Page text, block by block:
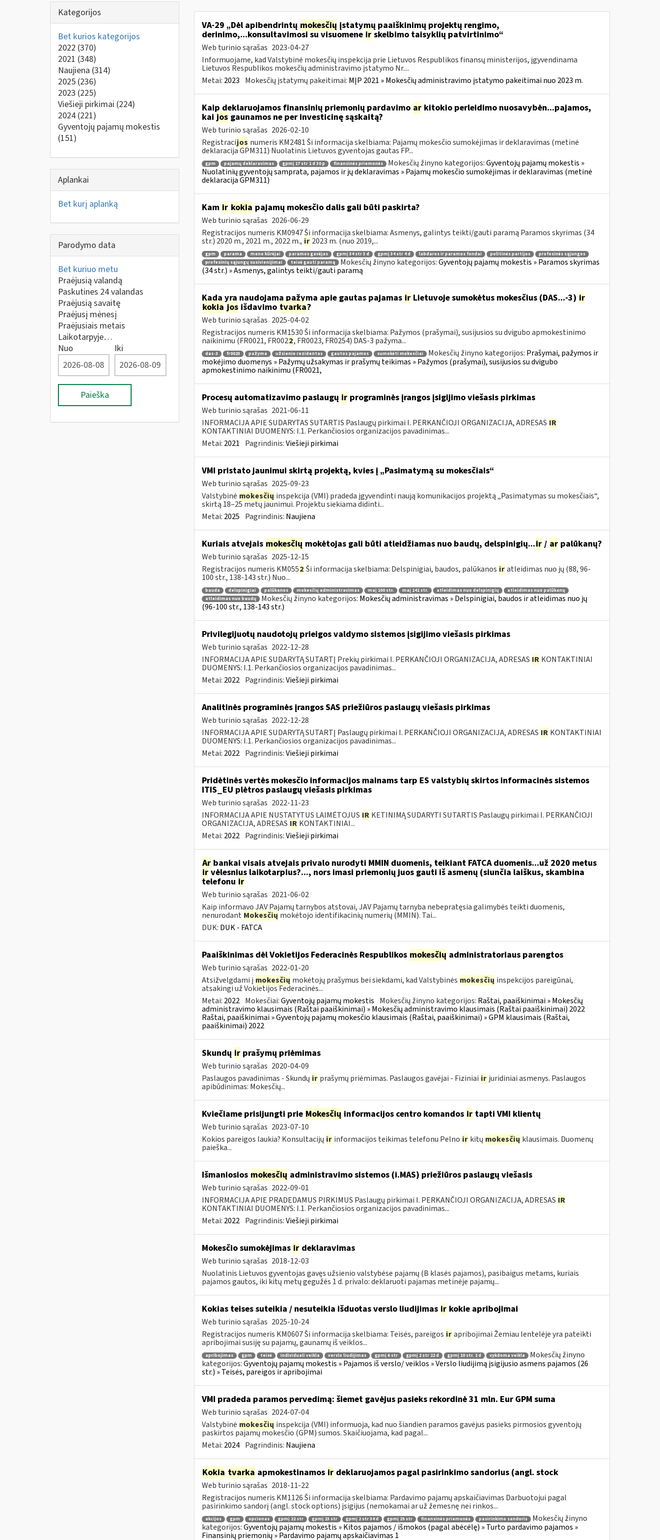
Kategorijos
Bet kurios kategorijos
2022 (370)
2021 (348)
Naujiena (314)
2025 (236)
2023 (225)
Viešieji pirkimai (224)
2024 (221)
Gyventojų pajamų mokestis
(151)
Aplankai
Bet kurį aplanką
Parodymo data
Bet kuriuo metu
Praėjusią valandą
Paskutines 24 valandas
Praėjusią savaitę
Praėjusį mėnesį
Praėjusiais metais
Laikotarpyje…
Nuo
Iki
Paieška
VA-29 „Dėl apibendrintų mokesčių įstatymų paaiškinimų projektų rengimo,
derinimo,...konsultavimosi su visuomene irskelbimo taisyklių patvirtinimo“
Web turinio sąrašas 2023-04-27
Informuojame, kad Valstybinė mokesčių inspekcija prie Lietuvos Respublikos finansų ministerijos, įgyvendinama
Lietuvos Respublikos mokesčių administravimo įstatymo Nr....
Metai: 2023 Mokesčių įstatymų pakeitimai: MĮP 2021 » Mokesčių administravimo įstatymo pakeitimai nuo 2023 m.
Kaip deklaruojamos finansinių priemonių pardavimo arkitokio perleidimo nuosavybėn...pajamos,
kai jos gaunamos ne per investicinę sąskaitą?
Web turinio sąrašas 2026-02-10
Registracijos numeris KM2481 Ši informacija skelbiama: Pajamų mokesčio sumokėjimas ir deklaravimas (metinė
deklaracija GPM311) Nuolatinis Lietuvos gyventojas gautas FP...
gpm pajamų deklaravimas gpmį 17 str 1 d 30 p finansinės priemonės Mokesčių žinyno kategorijos:Gyventojų pajamų mokestis »
Nuolatinių gyventojų samprata, pajamos ir jų deklaravimas » Pajamų mokesčio sumokėjimas ir deklaravimas (metinė
deklaracija GPM311)
Kam ir kokia pajamų mokesčio dalis gali būti paskirta?
Web turinio sąrašas 2026-06-29
Registracijos numeris KM0947 Ši informacija skelbiama: Asmenys, galintys teikti/gauti paramą Paramos skyrimas (34
str.) 2020 m., 2021 m., 2022 m., ir 2023 m. (nuo 2019,...
gpm parama meno kūrėjai paramos gavėjas gpmį 34 str 3 d gpmį 34 str 4 d labdaros ir paramos fondai politinės partijos
profesinės sąjungos
profesinių sąjungų susivienijimai
teisė gauti paramą Mokesčių žinyno kategorijos:Gyventojų pajamų mokestis » Paramos skyrimas
(34 str.) » Asmenys, galintys teikti/gauti paramą
Kada yra naudojama pažyma apie gautas pajamas irLietuvoje sumokėtus mokesčius (DAS...-3) ir
kokia jos išdavimo tvarka?
Web turinio sąrašas 2025-04-02
Registracijos numeris KM1530 Ši informacija skelbiama: Pažymos (prašymai), susijusios su dvigubo apmokestinimo
naikinimu (FR0021, FR0022, FR0023, FR0254) DAS-3 pažyma...
das-3 fr0023 pažyma užsienio rezidentas gautos pajamos sumokėti mokesčiai Mokesčių žinyno kategorijos: Prašymai, pažymos ir
mokėjimo duomenys » Pažymų užsakymas ir prašymų teikimas » Pažymos (prašymai), susijusios su dvigubo
apmokestinimo naikinimu (FR0021,
Procesų automatizavimo paslaugų irprograminės įrangos įsigijimo viešasis pirkimas
Web turinio sąrašas 2021-06-11
INFORMACIJA APIE SUDARYTAS SUTARTIS Paslaugų pirkimai I. PERKANČIOJI ORGANIZACIJA, ADRESAS IR
KONTAKTINIAI DUOMENYS: I.1. Perkančiosios organizacijos pavadinimas...
Metai: 2021 Pagrindinis:Viešieji pirkimai
VMI pristato jaunimui skirtą projektą, kvies į „Pasimatymą su mokesčiais“
Web turinio sąrašas 2025-09-23
Valstybinė mokesčių inspekcija (VMI) pradeda įgyvendinti naują komunikacijos projektą „Pasimatymas su mokesčiais“,
skirtą 18–25 metų jaunimui. Projektu siekiama didinti...
Metai: 2025 Pagrindinis: Naujiena
Kuriais atvejais mokesčių mokėtojas gali būti atleidžiamas nuo baudų, delspinigių...ir/ arpalūkanų?
Web turinio sąrašas 2025-12-15
Registracijos numeris KM0552 Ši informacija skelbiama: Delspinigiai, baudos, palūkanos ir atleidimas nuo jų (88, 96-
100 str., 138-143 str.) Nuo...
bauda delspinigiai palūkanos mokesčių administravimas maį 100 str. maį 141 str. atleidimas nuo delspinigių
atleidimas nuo palūkanų
atleidimas nuo baudų
Mokesčių žinyno kategorijos: Mokesčių administravimas » Delspinigiai, baudos ir atleidimas nuo jų
(96-100 str., 138-143 str.)
Privilegijuotų naudotojų prieigos valdymo sistemos įsigijimo viešasis pirkimas
Web turinio sąrašas 2022-12-28
INFORMACIJA APIE SUDARYTĄ SUTARTĮ Prekių pirkimai I. PERKANČIOJI ORGANIZACIJA, ADRESAS IR KONTAKTINIAI
DUOMENYS: I.1. Perkančiosios organizacijos pavadinimas...
Metai: 2022 Pagrindinis:Viešieji pirkimai
Analitinės programinės įrangos SAS priežiūros paslaugų viešasis pirkimas
Web turinio sąrašas 2022-12-28
INFORMACIJA APIE SUDARYTĄ SUTARTĮ Paslaugų pirkimai I. PERKANČIOJI ORGANIZACIJA, ADRESAS IR KONTAKTINIAI
DUOMENYS: I.1. Perkančiosios organizacijos pavadinimas...
Metai: 2022 Pagrindinis:Viešieji pirkimai
Pridėtinės vertės mokesčio informacijos mainams tarp ES valstybių skirtos informacinės sistemos
ITIS_EU plėtros paslaugų viešasis pirkimas
Web turinio sąrašas 2022-11-23
INFORMACIJA APIE NUSTATYTUS LAIMĖTOJUS IR KETINIMĄ SUDARYTI SUTARTIS Paslaugų pirkimai I. PERKANČIOJI
ORGANIZACIJA, ADRESAS IR KONTAKTINIAI...
Metai: 2022 Pagrindinis:Viešieji pirkimai
Arbankai visais atvejais privalo nurodyti MMIN duomenis, teikiant FATCA duomenis...už 2020 metus
irvėlesnius laikotarpius?..., nors imasi priemonių juos gauti iš asmenų (siunčia laiškus, skambina
telefonu ir
Web turinio sąrašas 2021-06-02
Kaip informavo JAV Pajamų tarnybos atstovai, JAV Pajamų tarnyba nebepratęsia galimybės teikti duomenis,
nenurodant Mokesčių mokėtojo identifikacinių numerių (MMIN). Tai...
DUK: DUK - FATCA
Paaiškinimas dėl Vokietijos Federacinės Respublikos mokesčių administratoriaus parengtos
Web turinio sąrašas 2022-01-20
Atsižvelgdami į mokesčių mokėtojų prašymus bei siekdami, kad Valstybinės mokesčių inspekcijos pareigūnai,
atsakingi už Vokietijos Federacinės...
Metai: 2022 Mokesčiai:Gyventojų pajamų mokestis Mokesčių žinyno kategorijos: Raštai, paaiškinimai » Mokesčių
administravimo klausimais (Raštai paaiškinimai) » Mokesčių administravimo klausimais (Raštai paaiškinimai) 2022
Raštai, paaiškinimai » Gyventojų pajamų mokesčio klausimais (Raštai, paaiškinimai) » GPM klausimais (Raštai,
paaiškinimai) 2022
Skundų irprašymų priėmimas
Web turinio sąrašas 2020-04-09
Paslaugos pavadinimas - Skundų ir prašymų priėmimas. Paslaugos gavėjai - Fiziniai ir juridiniai asmenys. Paslaugos
apibūdinimas: Mokesčių...
Kviečiame prisijungti prie Mokesčių informacijos centro komandos irtapti VMI klientų
Web turinio sąrašas 2023-07-10
Kokios pareigos laukia? Konsultacijų ir informacijos teikimas telefonu Pelno ir kitų mokesčių klausimais. Duomenų
paieška...
Išmaniosios mokesčių administravimo sistemos (i.MAS) priežiūros paslaugų viešasis
Web turinio sąrašas 2022-09-01
INFORMACIJA APIE PRADEDAMUS PIRKIMUS Paslaugų pirkimai I. PERKANČIOJI ORGANIZACIJA, ADRESAS IR
KONTAKTINIAI DUOMENYS: I.1. Perkančiosios organizacijos pavadinimas...
Metai: 2022 Pagrindinis:Viešieji pirkimai
Mokesčio sumokėjimas irdeklaravimas
Web turinio sąrašas 2018-12-03
Nuolatinis Lietuvos gyventojas gavęs užsienio valstybėse pajamų (B klasės pajamos), pasibaigus metams, kuriais
pajamos gautos, iki kitų metų gegužės 1 d. privalo: deklaruoti pajamas metinėje pajamų...
Kokias teises suteikia / nesuteikia išduotas verslo liudijimas irkokie apribojimai
Web turinio sąrašas 2025-10-24
Registracijos numeris KM0607 Ši informacija skelbiama: Teisės, pareigos ir apribojimai Žemiau lentelėje yra pateikti
apribojimai susiję su pajamų, gaunamų iš veiklos...
apribojimas gpm teisė individuali veikla verslo liudijimas gpmį 6 str gpmį 2 str 22 d gpmį 10 str. 2 d vykdoma veikla
Mokesčių žinyno
kategorijos:Gyventojų pajamų mokestis » Pajamos iš verslo/ veiklos » Verslo liudijimą įsigijusio asmens pajamos (26
str.) » Teisės, pareigos ir apribojimai
VMI pradeda paramos pervedimą: šiemet gavėjus pasieks rekordinė 31 mln. Eur GPM suma
Web turinio sąrašas 2024-07-04
Valstybinė mokesčių inspekcija (VMI) informuoja, kad nuo šiandien paramos gavėjus pasieks pirmosios gyventojų
paskirtos pajamų mokesčio (GPM) sumos. Skaičiuojama, kad pagal...
Metai: 2024 Pagrindinis: Naujiena
Kokia tvarka apmokestinamos irdeklaruojamos pagal pasirinkimo sandorius (angl. stock
Web turinio sąrašas 2018-11-22
Registracijos numeris KM1126 Ši informacija skelbiama: Pardavimo pajamų apskaičiavimas Darbuotojui pagal
pasirinkimo sandorį (angl. stock options) įsigijus (nemokamai ar už žemesnę nei rinkos...
akcijos gpm opcionas gpmį 22 str gpmį 23 str gpmį 2 str 34 d gpmį 25 str finansinės priemonės pasirinkimo sandoris
Mokesčių žinyno
kategorijos:Gyventojų pajamų mokestis » Kitos pajamos / išmokos (pagal abėcėlę) » Turto pardavimo pajamos »
Finansinių priemonių » Pardavimo pajamų apskaičiavimas 1